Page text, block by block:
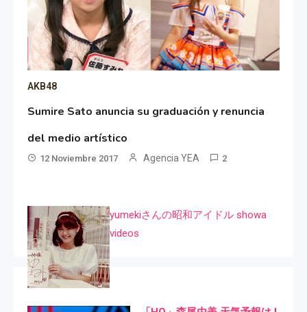
AKB48
Sumire Sato anuncia su graduación y renuncia
del medio artístico
12 Noviembre 2017 Agencia YEA 2
yumekiさんの昭和アイドル showa
videos